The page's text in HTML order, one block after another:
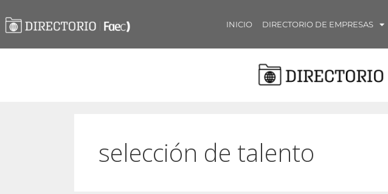
INICIO DIRECTORIO DE EMPRESAS
selección de talento